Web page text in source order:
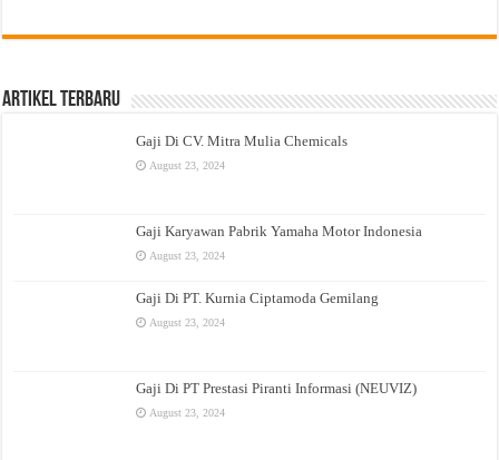
Artikel Terbaru
Gaji Di CV. Mitra Mulia Chemicals
August 23, 2024
Gaji Karyawan Pabrik Yamaha Motor Indonesia
August 23, 2024
Gaji Di PT. Kurnia Ciptamoda Gemilang
August 23, 2024
Gaji Di PT Prestasi Piranti Informasi (NEUVIZ)
August 23, 2024